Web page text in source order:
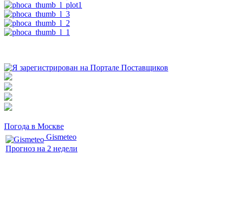
Погода в Москве
Gismeteo
Прогноз на 2 недели